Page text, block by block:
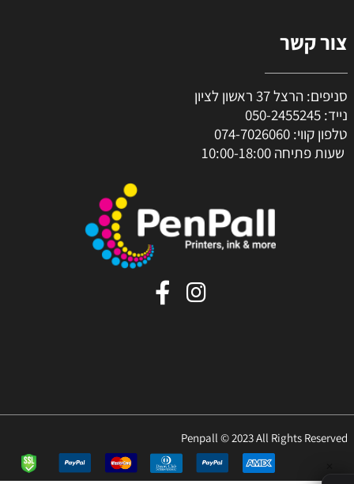
צור קשר
סניפים: הרצל 37 ראשון לציון
נייד: 050-2455245
טלפון קווי: 074-7026060
שעות פתיחה 10:00-18:00
Penpall © 2023 All Rights Reserved